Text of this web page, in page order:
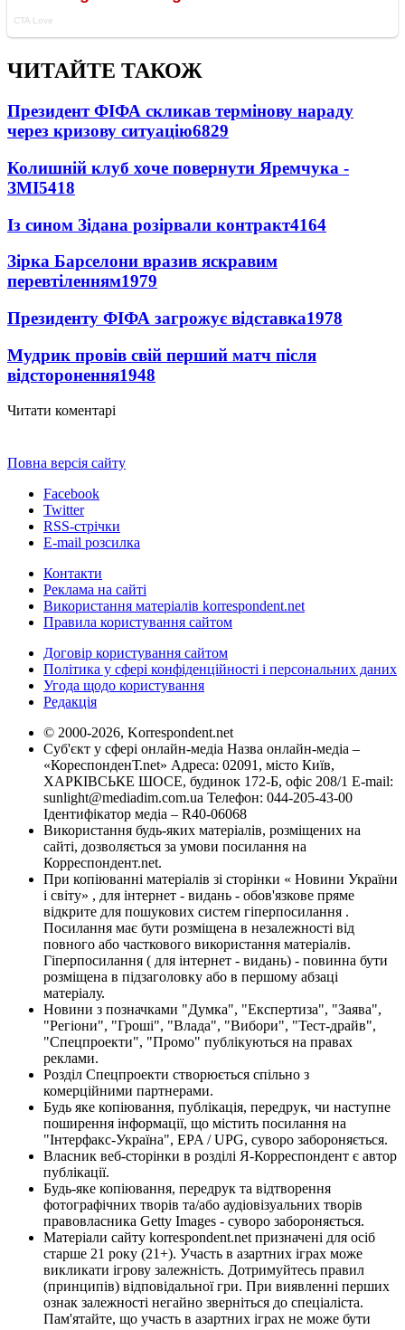
ЧИТАЙТЕ ТАКОЖ
Президент ФІФА скликав термінову нараду
через кризову ситуацію6829
Колишній клуб хоче повернути Яремчука -
ЗМІ5418
Із сином Зідана розірвали контракт4164
Зірка Барселони вразив яскравим
перевтіленням1979
Президенту ФІФА загрожує відставка1978
Мудрик провів свій перший матч після
відсторонення1948
Читати коментарі
Повна версія сайту
Facebook
Twitter
RSS-стрічки
E-mail розсилка
Контакти
Реклама на сайті
Використання матеріалів korrespondent.net
Правила користування сайтом
Договір користування сайтом
Політика у сфері конфіденційності і персональних даних
Угода щодо користування
Редакція
© 2000-2026, Korrespondent.net
Суб'єкт у сфері онлайн-медіа Назва онлайн-медіа –
«КореспонденТ.net» Адреса: 02091, місто Київ,
ХАРКІВСЬКЕ ШОСЕ, будинок 172-Б, офіс 208/1 E-mail:
sunlight@mediadim.com.ua Телефон: 044-205-43-00
Ідентифікатор медіа – R40-06068
Використання будь-яких матеріалів, розміщених на
сайті, дозволяється за умови посилання на
Корреспондент.net.
При копіюванні матеріалів зі сторінки « Новини України
і світу» , для інтернет - видань - обов'язкове пряме
відкрите для пошукових систем гіперпосилання .
Посилання має бути розміщена в незалежності від
повного або часткового використання матеріалів.
Гіперпосилання ( для інтернет - видань) - повинна бути
розміщена в підзаголовку або в першому абзаці
матеріалу.
Новини з позначками "Думка", "Експертиза", "Заява",
"Регіони", "Гроші", "Влада", "Вибори", "Тест-драйв",
"Спецпроекти", "Промо" публікуються на правах
реклами.
Розділ Спецпроекти створюється спільно з
комерційними партнерами.
Будь яке копіювання, публікація, передрук, чи наступне
поширення інформації, що містить посилання на
"Інтерфакс-Україна", EPA / UPG, суворо забороняється.
Власник веб-сторінки в розділі Я-Корреспондент є автор
публікації.
Будь-яке копіювання, передрук та відтворення
фотографічних творів та/або аудіовізуальних творів
правовласника Getty Images - суворо забороняється.
Матеріали сайту korrespondent.net призначені для осіб
старше 21 року (21+). Участь в азартних іграх може
викликати ігрову залежність. Дотримуйтесь правил
(принципів) відповідальної гри. При виявленні перших
ознак залежності негайно зверніться до спеціаліста.
Пам'ятайте, що участь в азартних іграх не може бути